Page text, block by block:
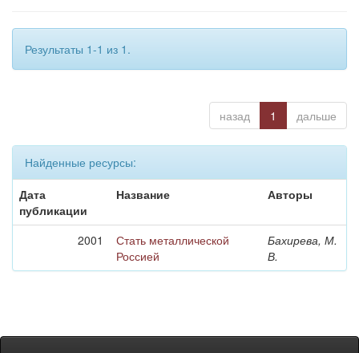
Результаты 1-1 из 1.
назад 1 дальше
Найденные ресурсы:
Дата
публикации
Название Авторы
2001
Стать металлической
Россией
Бахирева, М.
В.